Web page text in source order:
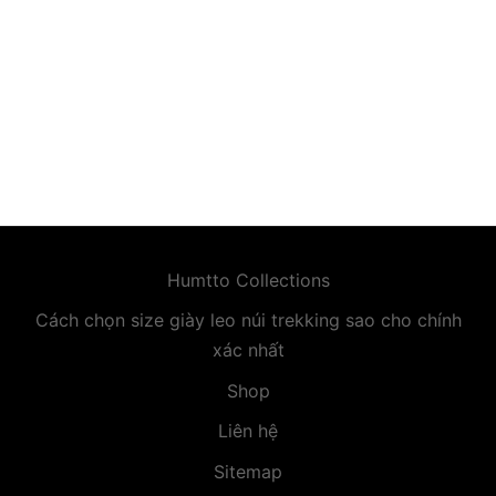
Humtto Collections
Cách chọn size giày leo núi trekking sao cho chính
xác nhất
Shop
Liên hệ
Sitemap